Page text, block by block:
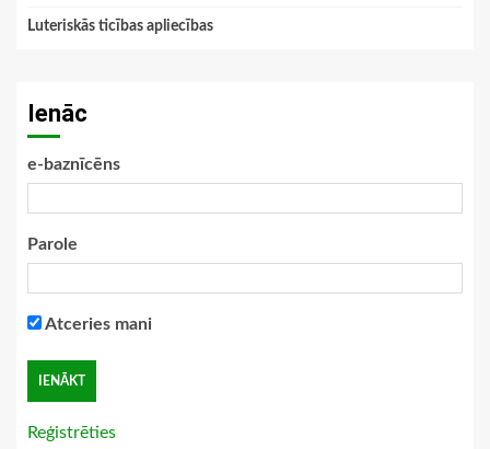
Luteriskās ticības apliecības
Ienāc
e-baznīcēns
Parole
Atceries mani
Reģistrēties